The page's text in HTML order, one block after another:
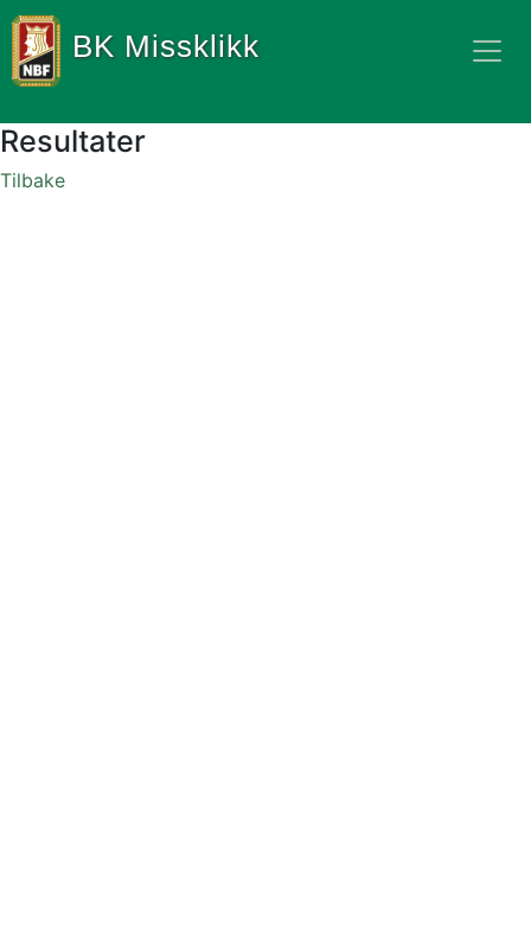
BK Missklikk
Resultater
Tilbake